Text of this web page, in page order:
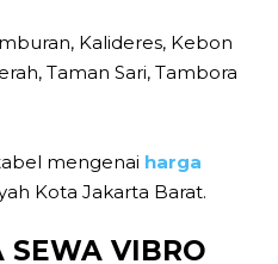
Kalideres, Kebon
Taman Sari, Tambora
mengenai harga
Kota Jakarta Barat.
SEWA VIBRO